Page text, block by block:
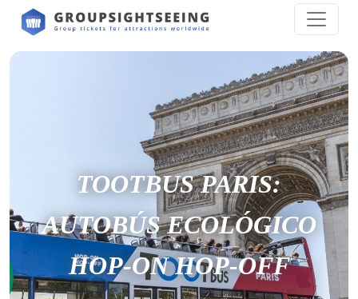
TOOTBUS PARIS:
AUTOBÚS ECOLÓGICO
HOP-ON HOP-OFF